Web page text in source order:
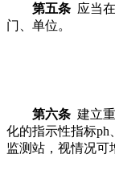
第五条 应当
门、单位。
第六条 建立
化的指示性指标ph
监测站，视情况可